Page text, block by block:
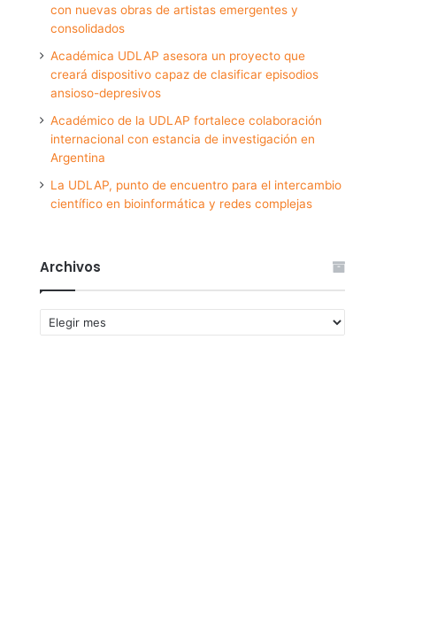
con nuevas obras de artistas emergentes y
consolidados
Académica UDLAP asesora un proyecto que
creará dispositivo capaz de clasificar episodios
ansioso-depresivos
Académico de la UDLAP fortalece colaboración
internacional con estancia de investigación en
Argentina
La UDLAP, punto de encuentro para el intercambio
científico en bioinformática y redes complejas
Archivos
Archivos